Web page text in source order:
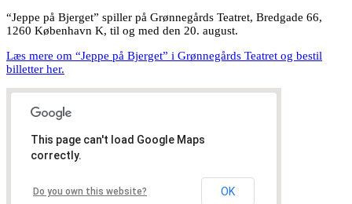
“Jeppe på Bjerget” spiller på Grønnegårds Teatret, Bredgade 66,
1260 København K, til og med den 20. august.
Læs mere om “Jeppe på Bjerget” i Grønnegårds Teatret og bestil
billetter her.
This page can't load Google Maps
correctly.
Do you own this website? OK